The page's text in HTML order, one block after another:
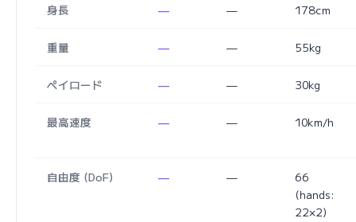
身長 — — 178cm
重量 — — 55kg
ペイロード — — 30kg
最高速度 — — 10km/h
自由度 (DoF) — —
66
(hands:
22×2)